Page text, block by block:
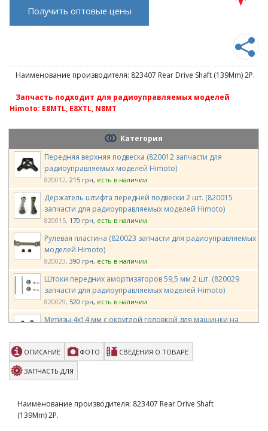
Получить оптовые цены
Наименование производителя: 823407 Rear Drive Shaft (139Mm) 2P.
Запчасть подходит для радиоуправляемых моделей
Himoto: E8MTL, E8XTL, N8MT
Категория
Передняя верхняя подвеска (820012 запчасти для
радиоуправляемых моделей Himoto)
820012 215 грн есть в наличии
Держатель штифта передней подвески 2 шт. (820015
запчасти для радиоуправляемых моделей Himoto)
820015 170 грн есть в наличии
Рулевая пластина (820023 запчасти для радиоуправляемых
моделей Himoto)
820023 390 грн есть в наличии
Штоки передних амортизаторов 59,5 мм 2 шт. (820029
запчасти для радиоуправляемых моделей Himoto)
820029 520 грн есть в наличии
Метизы 4х14 мм с округлой головкой для машинки на
820044 65 грн есть в наличии
Крепление заднего центрального дифференциала
(820078 запчасти для радиоуправляемых моделей Himoto)
820078 650 грн
Моторама 1/8 для автомодели E8 (820081 запчасти для
радиоуправляемых моделей машинок Himoto)
ОПИСАНИЕ ФОТО СВЕДЕНИЯ О ТОВАРЕ
ЗАПЧАСТЬ ДЛЯ
Наименование производителя: 823407 Rear Drive Shaft
(139Mm) 2P.